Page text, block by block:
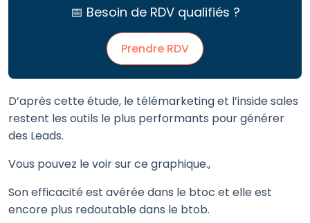
📅 Besoin de RDV qualifiés ?
Prendre RDV
D’après cette étude, le télémarketing et l’inside sales
restent les outils le plus performants pour générer
des Leads.
Vous pouvez le voir sur ce graphique.,
Son efficacité est avérée dans le btoc et elle est
encore plus redoutable dans le btob.